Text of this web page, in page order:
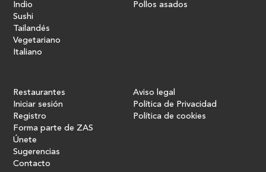
Indio
Sushi
Tailandés
Vegetariano
Italiano
Pollos asados
Restaurantes
Iniciar sesión
Registro
Forma parte de ZAS
Únete
Sugerencias
Contacto
Aviso legal
Política de Privacidad
Política de cookies